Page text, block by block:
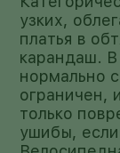
узких,
платья в
карандаш.
нормально
ограничен,
только
ушибы,